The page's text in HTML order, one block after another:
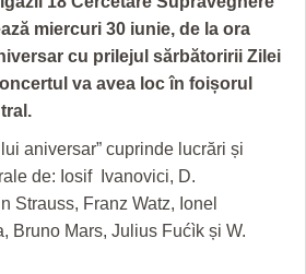
A LA Z
miercuri 30 iunie, de la ora
cu prilejul sărbătoririi Zilei
va avea loc în foișorul
aniversar” cuprinde lucrări și
de: Iosif Ivanovici, D.
Strauss, Franz Watz, Ionel
Bruno Mars, Julius Fućìk și W.